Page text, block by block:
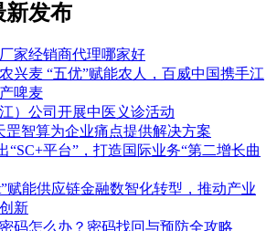
新发布
家经销商代理哪家好
兴麦 “五优”赋能农人，百威中国携手江
啤麦
）公司开展中医义诊活动
罡智算为企业痛点提供解决方案
“SC+平台”，打造国际业务“第二增长曲
赋能供应链金融数智化转型，推动产业
新
码怎么办？密码找回与预防全攻略